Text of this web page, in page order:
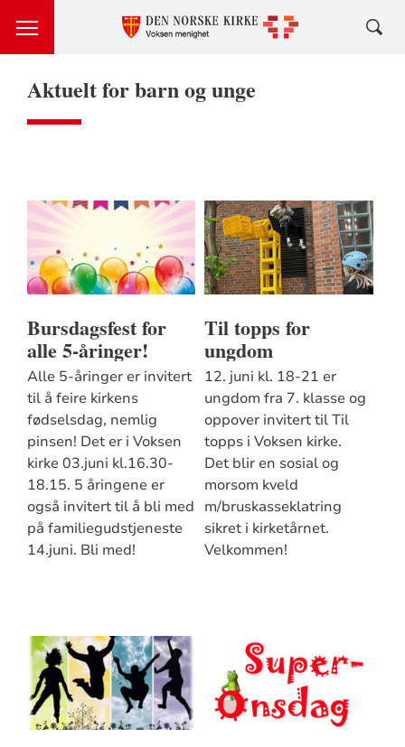
Aktuelt for barn og unge
Bursdagsfest for
alle 5-åringer!
Alle 5-åringer er invitert
til å feire kirkens
fødselsdag, nemlig
pinsen! Det er i Voksen
kirke 03.juni kl.16.30-
18.15. 5 åringene er
også invitert til å bli med
på familiegudstjeneste
14.juni. Bli med!
Til topps for
ungdom
12. juni kl. 18-21 er
ungdom fra 7. klasse og
oppover invitert til Til
topps i Voksen kirke.
Det blir en sosial og
morsom kveld
m/bruskasseklatring
sikret i kirketårnet.
Velkommen!